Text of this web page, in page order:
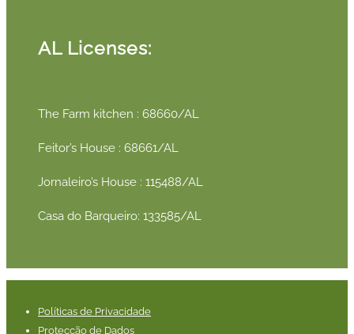
AL Licenses:
The Farm kitchen : 68660/AL
Feitor’s House : 68661/AL
Jornaleiro’s House : 115488/AL
Casa do Barqueiro: 133585/AL
Políticas de Privacidade
Protecção de Dados